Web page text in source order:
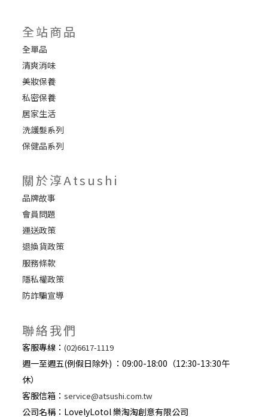
全站商品
全單品
清爽消味
美妝保養
私密保養
居家生活
洗護髮系列
保健品系列
關於淳Atsushi
品牌故事
會員問題
運送政策
退換貨政策
服務條款
隱私權政策
防詐騙宣導
聯絡我們
客服專線： (02)6617-1119
週一至週五(例假日除外) ：09:00-18:00（12:30-13:30午
休）
客服信箱： service@atsushi.com.tw
公司名稱：LovelyLotol 樂淘淘創意有限公司